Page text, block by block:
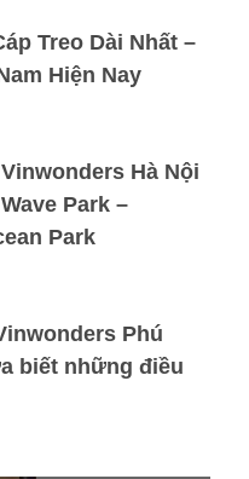
Treo Dài Nhất –
Hiện Nay
Hà Nội
Park –
Park
Phú
biết những điều